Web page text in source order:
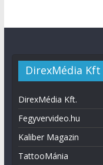
DirexMédia Kft
DirexMédia Kft.
Fegyvervideo.hu
Kaliber Magazin
TattooMánia